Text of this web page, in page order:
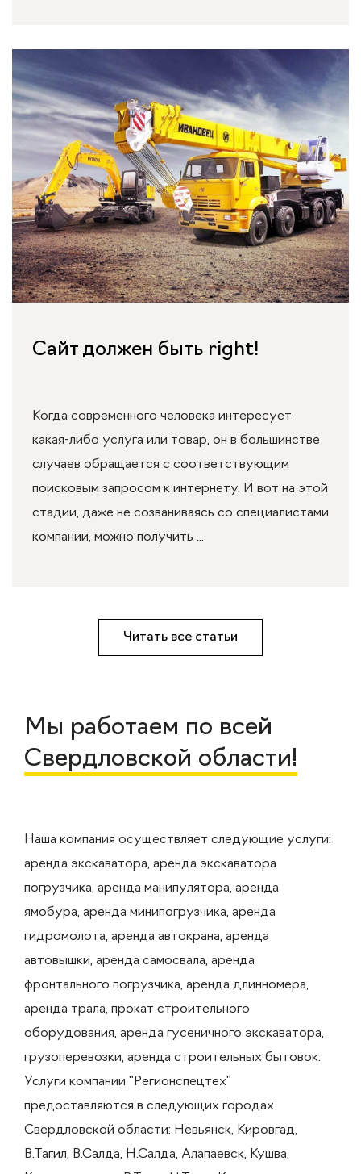
Сайт должен быть right!
Когда современного человека интересует
какая-либо услуга или товар, он в большинстве
случаев обращается с соответствующим
поисковым запросом к интернету. И вот на этой
стадии, даже не созваниваясь со специалистами
компании, можно получить ...
Читать все статьи
Мы работаем по всей
Свердловской области!
Наша компания осуществляет следующие услуги:
аренда экскаватора, аренда экскаватора
погрузчика, аренда манипулятора, аренда
ямобура, аренда минипогрузчика, аренда
гидромолота, аренда автокрана, аренда
автовышки, аренда самосвала, аренда
фронтального погрузчика, аренда длинномера,
аренда трала, прокат строительного
оборудования, аренда гусеничного экскаватора,
грузоперевозки, аренда строительных бытовок.
Услуги компании "Регионспецтех"
предоставляются в следующих городах
Свердловской области: Невьянск, Кировгад,
В.Тагил, В.Салда, Н.Салда, Алапаевск, Кушва,